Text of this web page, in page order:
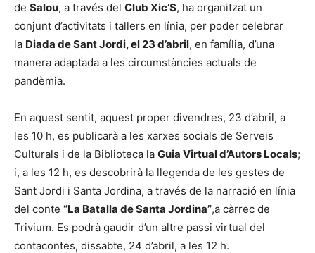
de Salou, a través del Club Xic’S, ha organitzat un
conjunt d’activitats i tallers en línia, per poder celebrar
la Diada de Sant Jordi, el 23 d’abril, en família, d’una
manera adaptada a les circumstàncies actuals de
pandèmia.
En aquest sentit, aquest proper divendres, 23 d’abril, a
les 10 h, es publicarà a les xarxes socials de Serveis
Culturals i de la Biblioteca la Guia Virtual d’Autors Locals;
i, a les 12 h, es descobrirà la llegenda de les gestes de
Sant Jordi i Santa Jordina, a través de la narració en línia
del conte “La Batalla de Santa Jordina”,a càrrec de
Trivium. Es podrà gaudir d’un altre passi virtual del
contacontes, dissabte, 24 d’abril, a les 12 h.